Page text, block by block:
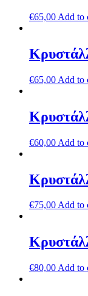
€65,00 Add to
€65,00 Add to
€60,00 Add to
€75,00Add to
€80,00 Add to